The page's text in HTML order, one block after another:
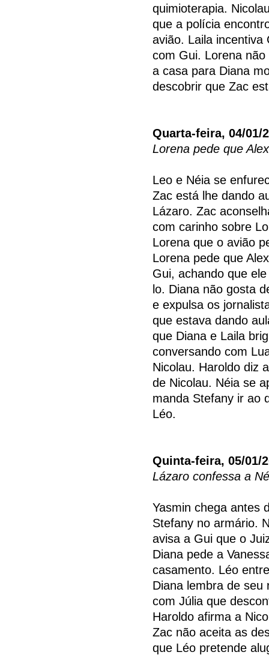
quimioterapia.
que a polícia
avião. Laila incentiva
com Gui. Lorena
a casa para Diana
descobrir que Zac
Quarta-feira, 04/01/
Lorena pede que
Leo e Néia se
Zac está lhe dando
Lázaro. Zac
com carinho sobre
Lorena que o avião
Lorena pede que
Gui, achando que
lo. Diana não gosta
e expulsa os
que estava dando
que Diana e Laila
conversando com
Nicolau. Haroldo diz
de Nicolau. Néia se
manda Stefany ir ao
Léo.
Quinta-feira, 05/01/
Lázaro confessa a
Yasmin chega antes
Stefany no armário.
avisa a Gui que o
Diana pede a
casamento. Léo
Diana lembra de seu
com Júlia que
Haroldo afirma a
Zac não aceita as
que Léo pretende